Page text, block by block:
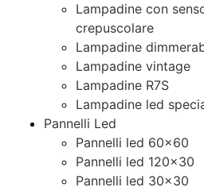
Lampadine con
crepuscolare
Lampadine
Lampadine vintage
Lampadine R7S
Lampadine led
Pannelli Led
Pannelli led 60×60
Pannelli led 120×30
Pannelli led 30×30